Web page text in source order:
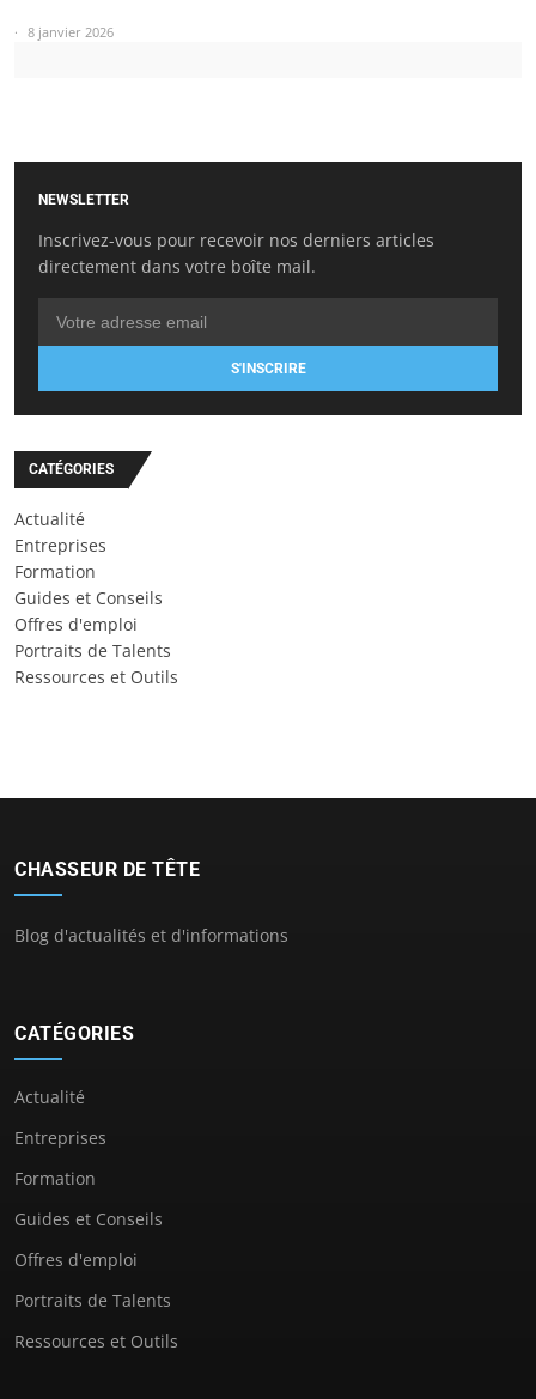
8 janvier 2026
NEWSLETTER
Inscrivez-vous pour recevoir nos derniers articles
directement dans votre boîte mail.
S'INSCRIRE
CATÉGORIES
Actualité
Entreprises
Formation
Guides et Conseils
Offres d'emploi
Portraits de Talents
Ressources et Outils
CHASSEUR DE TÊTE
Blog d'actualités et d'informations
CATÉGORIES
Actualité
Entreprises
Formation
Guides et Conseils
Offres d'emploi
Portraits de Talents
Ressources et Outils